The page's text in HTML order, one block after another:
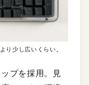
り少し広いくらい。
プを採用。見